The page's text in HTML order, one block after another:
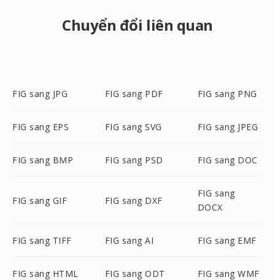
Chuyển đổi liên quan
FIG sang JPG FIG sang PDF FIG sang PNG
FIG sang EPS FIG sang SVG FIG sang JPEG
FIG sang BMP FIG sang PSD FIG sang DOC
FIG sang GIF FIG sang DXF
FIG sang
DOCX
FIG sang TIFF FIG sang AI FIG sang EMF
FIG sang HTML FIG sang ODT FIG sang WMF